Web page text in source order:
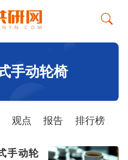
手动轮椅
观点 报告 排行榜
手动轮